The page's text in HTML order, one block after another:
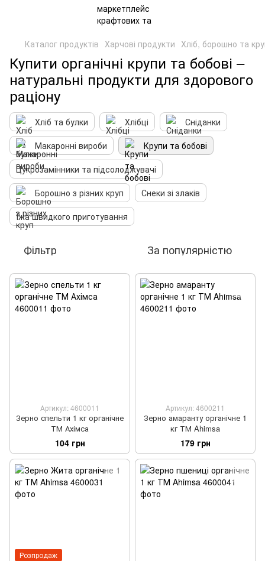
Каталог продуктів Харчові продукти Хліб, борошно та
Купити органічні крупи та бобові –
натуральні продукти для здорового
раціону
Хліб та булки Хлібці
Сніданки
Макаронні вироби
Крупи та бобові
Цукрозамінники та підсолоджувачі
Борошно з різних круп
Снеки зі злаків
Їжа швидкого приготування
Фільтр За популярністю
Артикул: 4600011
Зерно спельти 1 кг органічне
ТМ Ахімса
104 грн
Артикул: 4600211
Зерно амаранту органічне 1
кг ТМ Ahimsa
179 грн
Розпродаж